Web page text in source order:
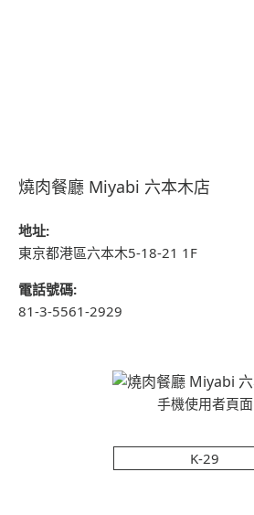
燒肉餐廳 Miyabi 六本木店
地址:
東京都港區六本木5-18-21 1F
電話號碼:
81-3-5561-2929
手機使用者頁面
K-29